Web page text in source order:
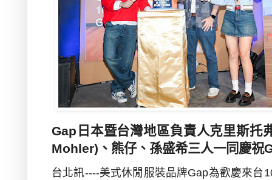
Gap 日本暨台灣地區負責人克里斯托
Mohler) 、熊仔、孫盛希三人一同慶祝
台北訊----美式休閒服裝品牌Gap為歡慶來台